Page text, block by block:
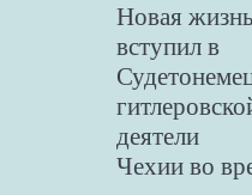
Новая
вступил в
деятели
Чехии во